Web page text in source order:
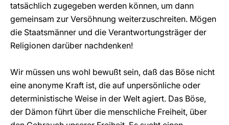
tatsächlich zugegeben werden können, um dann
gemeinsam zur Versöhnung weiterzuschreiten. Mögen
die Staatsmänner und die Verantwortungsträger der
Religionen darüber nachdenken!
Wir müssen uns wohl bewußt sein, daß das Böse nicht
eine anonyme Kraft ist, die auf unpersönliche oder
deterministische Weise in der Welt agiert. Das Böse,
der Dämon führt über die menschliche Freiheit, über